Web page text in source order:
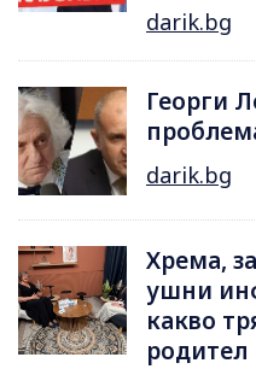
darik.bg
Георги
darik.bg
Хрема,
ушни
какво
родител